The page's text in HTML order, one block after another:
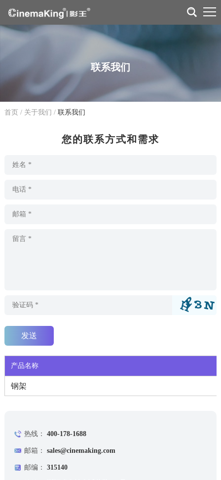
联系我们
首页 / 关于我们 / 联系我们
您的联系方式和需求
产品名称
钢架
热线： 400-178-1688
邮箱： sales@cinemaking.com
邮编： 315140